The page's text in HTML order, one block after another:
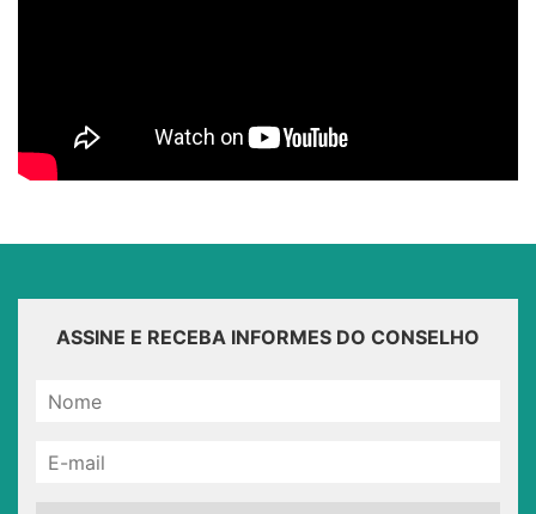
ASSINE E RECEBA INFORMES DO CONSELHO